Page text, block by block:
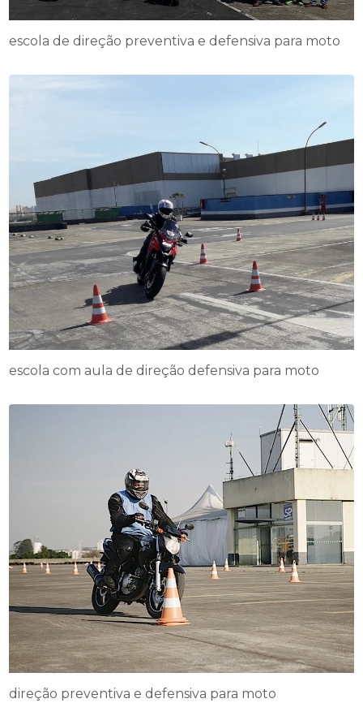
escola de direção preventiva e defensiva para moto
escola com aula de direção defensiva para moto
direção preventiva e defensiva para moto